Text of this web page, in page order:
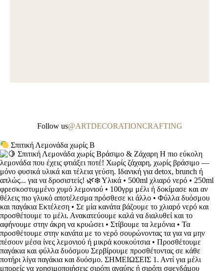
Follow us@ARTDECORATIONCRAFTING
Σπιτική Λεμονάδα χωρίς Β